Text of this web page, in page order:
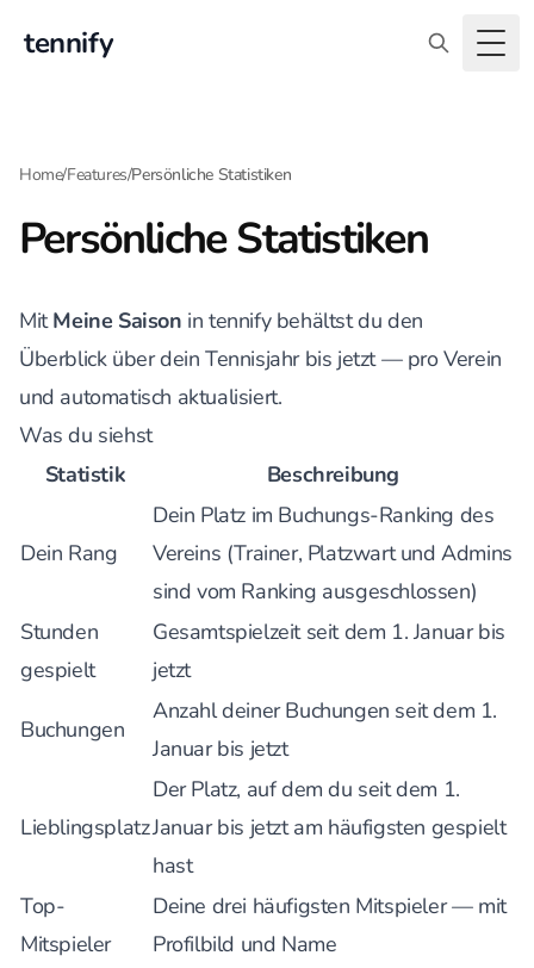
tennify
Home/Features/Persönliche Statistiken
Persönliche Statistiken
MitMeine Saison in tennify behältst du den
Überblick über dein Tennisjahr bis jetzt — pro Verein
und automatisch aktualisiert.
Was du siehst
Statistik
Beschreibung
Dein Rang
Dein Platz im Buchungs-Ranking des
Vereins (Trainer, Platzwart und Admins
sind vom Ranking ausgeschlossen)
Stunden
gespielt
Gesamtspielzeit seit dem 1. Januar bis
jetzt
Buchungen
Anzahl deiner Buchungen seit dem 1.
Januar bis jetzt
Lieblingsplatz
Der Platz, auf dem du seit dem 1.
Januar bis jetzt am häufigsten gespielt
hast
Top-
Mitspieler
Deine drei häufigsten Mitspieler — mit
Profilbild und Name